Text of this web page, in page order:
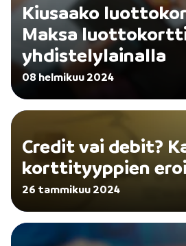
Kiusaako
Maksa
yhdistelylainalla
08 helmikuu 2024
Credit vai debit?
korttityyppien
26 tammikuu 2024